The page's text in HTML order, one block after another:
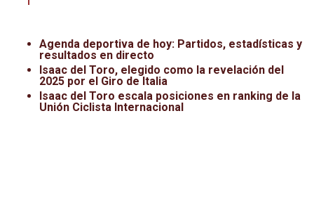
Liga de Expansión MX
Liga MX
Lucha Libre
Juegos Panamericanos
Agenda deportiva de hoy: Partidos, estadísticas y
resultados en directo
Isaac del Toro, elegido como la revelación del
2025 por el Giro de Italia
Isaac del Toro escala posiciones en ranking de la
Unión Ciclista Internacional